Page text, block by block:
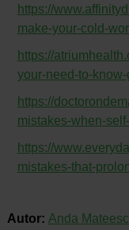
https://
make-your-cold-
https://
your-need-to-
https://
mistakes-when-
https://
mistakes-that-
Autor: Anda